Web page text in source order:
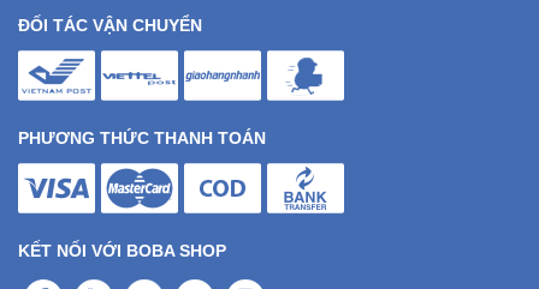
ĐỐI TÁC VẬN CHUYỂN
PHƯƠNG THỨC THANH TOÁN
KẾT NỐI VỚI BOBA SHOP